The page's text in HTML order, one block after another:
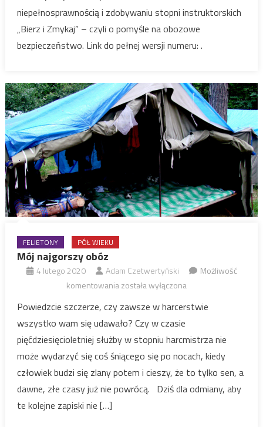
niepełnosprawnością i zdobywaniu stopni instruktorskich
„Bierz i Zmykaj” – czyli o pomyśle na obozowe
bezpieczeństwo. Link do pełnej wersji numeru: .
FELIETONY PÓŁ WIEKU
Mój najgorszy obóz
4 lutego 2020 Adam Czetwertyński
Możliwość
komentowaniaMój
obóz
została wyłączona
Powiedzcie szczerze, czy zawsze w harcerstwie
wszystko wam się udawało? Czy w czasie
pięćdziesięcioletniej służby w stopniu harcmistrza nie
może wydarzyć się coś śniącego się po nocach, kiedy
człowiek budzi się zlany potem i cieszy, że to tylko sen, a
dawne, złe czasy już nie powrócą. Dziś dla odmiany, aby
te kolejne zapiski nie […]